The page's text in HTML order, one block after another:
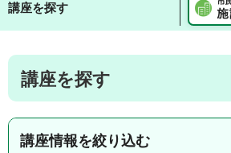
講座を探す
講座を探す
講座情報を絞り込む